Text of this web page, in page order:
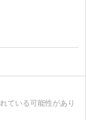
ている可能性があり